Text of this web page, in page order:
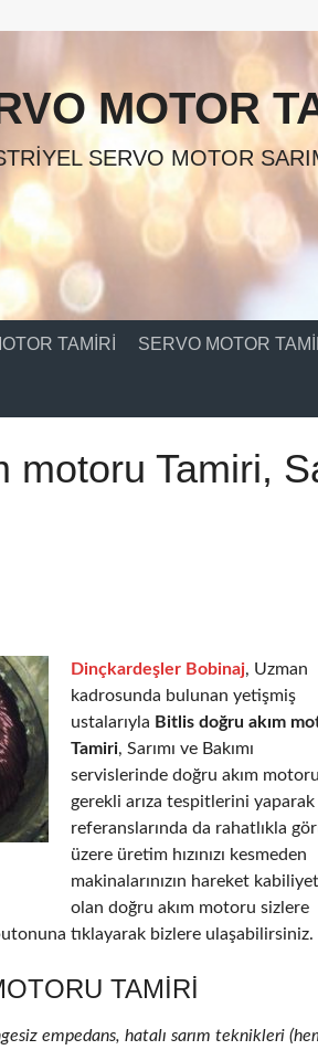
MOTOR
SERVO MOTOR
TAMIRI SERVO MOTOR
Tamiri,
Dinçkardeşler Bobinaj, Uzman
kadrosunda bulunan yetişmiş
ustalarıyla Bitlis doğru akım
Tamiri, Sarımı ve Bakımı
servislerinde doğru akım
gerekli arıza tespitlerini yaparak
referanslarında da rahatlıkla
üzere üretim hızınızı kesmeden
makinalarınızın hareket
olan doğru akım motoru sizlere
tıklayarak bizlere ulaşabilirsiniz.
TAMIRI
empedans, hatalı sarım teknikleri